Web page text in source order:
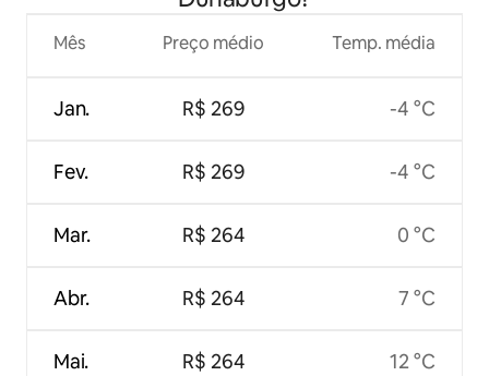
Mês
Jan.
Fev.
Mar.
Abr.
Mai.
Preço médio
R$ 269
R$ 269
R$ 264
R$ 264
R$ 264
Temp. média
-4 °C
-4 °C
0 °C
7 °C
12 °C